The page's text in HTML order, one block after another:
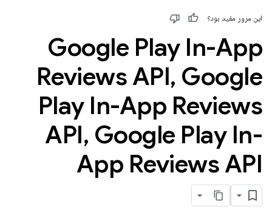
این مرور مفید بود؟
Google Play In-App
Reviews API, Google
Play In-App Reviews
API, Google Play In-
App Reviews API